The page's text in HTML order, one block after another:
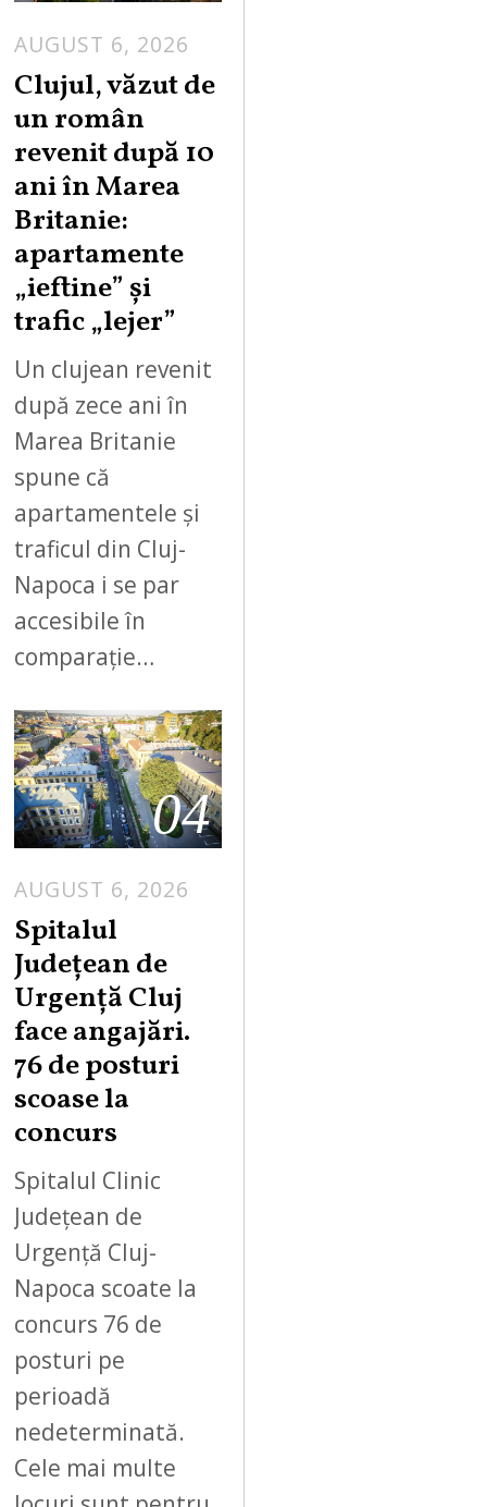
AUGUST 6, 2026
Clujul, văzut de
un român
revenit după 10
ani în Marea
Britanie:
apartamente
„ieftine” și
trafic „lejer”
Un clujean revenit
după zece ani în
Marea Britanie
spune că
apartamentele și
traficul din Cluj-
Napoca i se par
accesibile în
comparație…
04
AUGUST 6, 2026
Spitalul
Județean de
Urgență Cluj
face angajări.
76 de posturi
scoase la
concurs
Spitalul Clinic
Județean de
Urgență Cluj-
Napoca scoate la
concurs 76 de
posturi pe
perioadă
nedeterminată.
Cele mai multe